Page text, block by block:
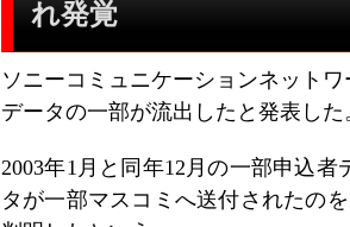
れ発覚
ソニーコミュニケーションネット
データの一部が流出したと発表した
2003年1月と同年12月の一部申込
タが一部マスコミへ送付されたの